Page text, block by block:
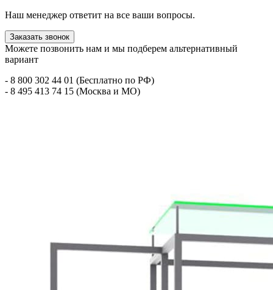
Наш менеджер ответит на все ваши вопросы.
Заказать звонок
Можете позвонить нам и мы подберем альтернативный
вариант
- 8 800 302 44 01 (Бесплатно по РФ)
- 8 495 413 74 15 (Москва и МО)